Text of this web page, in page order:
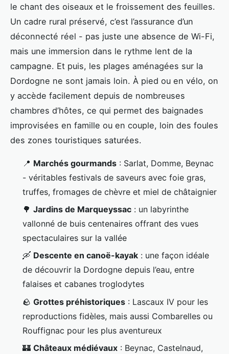
le chant des oiseaux et le froissement des feuilles.
Un cadre rural préservé, c’est l’assurance d’un
déconnecté réel - pas juste une absence de Wi-Fi,
mais une immersion dans le rythme lent de la
campagne. Et puis, les plages aménagées sur la
Dordogne ne sont jamais loin. À pied ou en vélo, on
y accède facilement depuis de nombreuses
chambres d’hôtes, ce qui permet des baignades
improvisées en famille ou en couple, loin des foules
des zones touristiques saturées.
📍 Marchés gourmands : Sarlat, Domme, Beynac
- véritables festivals de saveurs avec foie gras,
truffes, fromages de chèvre et miel de châtaignier
🌳 Jardins de Marqueyssac : un labyrinthe
vallonné de buis centenaires offrant des vues
spectaculaires sur la vallée
🛶 Descente en canoë-kayak : une façon idéale
de découvrir la Dordogne depuis l’eau, entre
falaises et cabanes troglodytes
🪨 Grottes préhistoriques : Lascaux IV pour les
reproductions fidèles, mais aussi Combarelles ou
Rouffignac pour les plus aventureux
🏰 Châteaux médiévaux : Beynac, Castelnaud,